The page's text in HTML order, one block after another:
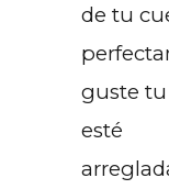
de tu
guste tu
esté